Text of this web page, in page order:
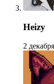
Heizy
2